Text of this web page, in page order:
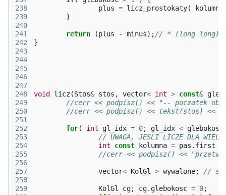
238
239
240
241
242
243
244
245
246
247
248
249
250
251
252
253
254
255
256
257
258
259
plus = licz_prostokaty(
kolumna
}
return (plus - minus);// * (long
}
void licz(Stos& stos , vector< int > const&
//cerr << podpisz() << "-- poczatek
//cerr << podpisz() << tekst(stos) <<
for( int gl_idx = 0; gl_idx <
// UWAGA, JESLI LICZE DLA WIELU
int
const kolumna = pas . first
//cerr << podpisz() <<
vector< KolGl > wywalone; //
KolGl cg; cg. glebokosc = 0;